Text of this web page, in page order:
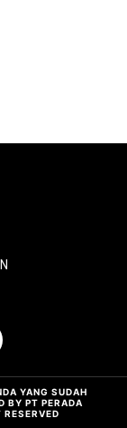
YANG SUDAH
BY PT PERADA